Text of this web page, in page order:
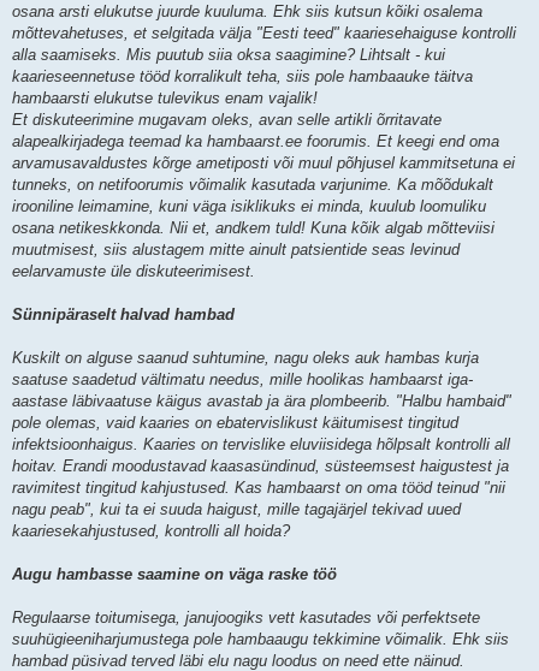
osana arsti elukutse juurde kuuluma. Ehk siis kutsun kõiki osalema
mõttevahetuses, et selgitada välja "Eesti teed" kaariesehaiguse kontrolli
alla saamiseks. Mis puutub siia oksa saagimine? Lihtsalt - kui
kaarieseennetuse tööd korralikult teha, siis pole hambaauke täitva
hambaarsti elukutse tulevikus enam vajalik!
Et diskuteerimine mugavam oleks, avan selle artikli õrritavate
alapealkirjadega teemad ka hambaarst.ee foorumis. Et keegi end oma
arvamusavaldustes kõrge ametiposti või muul põhjusel kammitsetuna ei
tunneks, on netifoorumis võimalik kasutada varjunime. Ka mõõdukalt
irooniline leimamine, kuni väga isiklikuks ei minda, kuulub loomuliku
osana netikeskkonda. Nii et, andkem tuld! Kuna kõik algab mõtteviisi
muutmisest, siis alustagem mitte ainult patsientide seas levinud
eelarvamuste üle diskuteerimisest.
Sünnipäraselt halvad hambad
Kuskilt on alguse saanud suhtumine, nagu oleks auk hambas kurja
saatuse saadetud vältimatu needus, mille hoolikas hambaarst iga-
aastase läbivaatuse käigus avastab ja ära plombeerib. "Halbu hambaid"
pole olemas, vaid kaaries on ebatervislikust käitumisest tingitud
infektsioonhaigus. Kaaries on tervislike eluviisidega hõlpsalt kontrolli all
hoitav. Erandi moodustavad kaasasündinud, süsteemsest haigustest ja
ravimitest tingitud kahjustused. Kas hambaarst on oma tööd teinud "nii
nagu peab", kui ta ei suuda haigust, mille tagajärjel tekivad uued
kaariesekahjustused, kontrolli all hoida?
Augu hambasse saamine on väga raske töö
Regulaarse toitumisega, janujoogiks vett kasutades või perfektsete
suuhügieeniharjumustega pole hambaaugu tekkimine võimalik. Ehk siis
hambad püsivad terved läbi elu nagu loodus on need ette näinud.